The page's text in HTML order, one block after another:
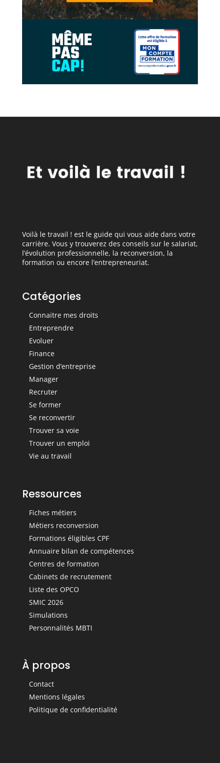
Voilà le travail ! est le guide qui vous aide dans votre
carrière. Vous y trouverez des conseils sur le salariat,
l’évolution professionnelle, la reconversion, la
formation ou encore l’entrepreneuriat.
Catégories
Connaitre mes droits
Entreprendre
Evoluer
Finance
Gestion d’entreprise
Manager
Recruter
Se former
Se reconvertir
Trouver sa voie
Trouver un emploi
Vie au travail
Ressources
Fiches métiers
Métiers reconversion
Formations éligibles CPF
Annuaire bilan de compétences
Centres de formation
Cabinets de recrutement
Liste des OPCO
SMIC 2026
Simulations
Personnalités MBTI
À propos
Contact
Mentions légales
Politique de confidentialité